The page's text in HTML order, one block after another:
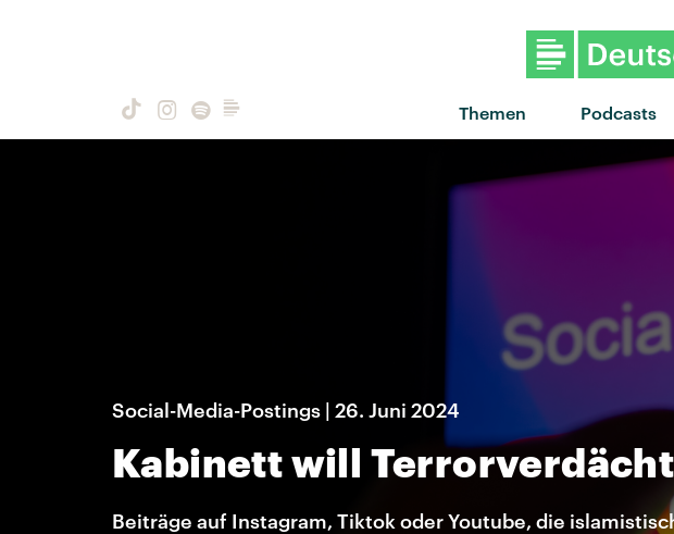
Themen Podcasts
Social-Media-Postings | 26. Juni 2024
Kabinett will
Beiträge auf Instagram, Tiktok oder Youtube, die